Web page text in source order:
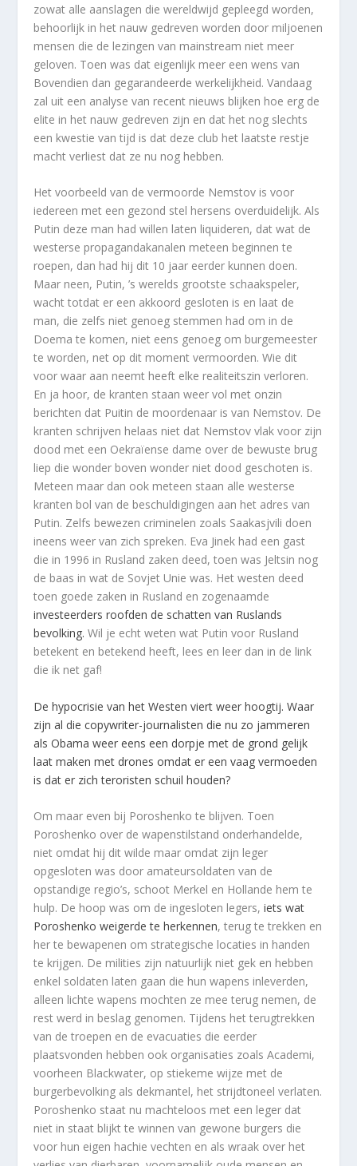
zowat alle aanslagen die wereldwijd gepleegd worden,
behoorlijk in het nauw gedreven worden door miljoenen
mensen die de lezingen van mainstream niet meer
geloven. Toen was dat eigenlijk meer een wens van
Bovendien dan gegarandeerde werkelijkheid. Vandaag
zal uit een analyse van recent nieuws blijken hoe erg de
elite in het nauw gedreven zijn en dat het nog slechts
een kwestie van tijd is dat deze club het laatste restje
macht verliest dat ze nu nog hebben.
Het voorbeeld van de vermoorde Nemstov is voor
iedereen met een gezond stel hersens overduidelijk. Als
Putin deze man had willen laten liquideren, dat wat de
westerse propagandakanalen meteen beginnen te
roepen, dan had hij dit 10 jaar eerder kunnen doen.
Maar neen, Putin, ’s werelds grootste schaakspeler,
wacht totdat er een akkoord gesloten is en laat de
man, die zelfs niet genoeg stemmen had om in de
Doema te komen, niet eens genoeg om burgemeester
te worden, net op dit moment vermoorden. Wie dit
voor waar aan neemt heeft elke realiteitszin verloren.
En ja hoor, de kranten staan weer vol met onzin
berichten dat Puitin de moordenaar is van Nemstov. De
kranten schrijven helaas niet dat Nemstov vlak voor zijn
dood met een Oekraïense dame over de bewuste brug
liep die wonder boven wonder niet dood geschoten is.
Meteen maar dan ook meteen staan alle westerse
kranten bol van de beschuldigingen aan het adres van
Putin. Zelfs bewezen criminelen zoals Saakasjvili doen
ineens weer van zich spreken. Eva Jinek had een gast
die in 1996 in Rusland zaken deed, toen was Jeltsin nog
de baas in wat de Sovjet Unie was. Het westen deed
toen goede zaken in Rusland en zogenaamde
investeerders roofden de schatten van Ruslands
bevolking. Wil je echt weten wat Putin voor Rusland
betekent en betekend heeft, lees en leer dan in de link
die ik net gaf!
De hypocrisie van het Westen viert weer hoogtij. Waar
zijn al die copywriter-journalisten die nu zo jammeren
als Obama weer eens een dorpje met de grond gelijk
laat maken met drones omdat er een vaag vermoeden
is dat er zich teroristen schuil houden?
Om maar even bij Poroshenko te blijven. Toen
Poroshenko over de wapenstilstand onderhandelde,
niet omdat hij dit wilde maar omdat zijn leger
opgesloten was door amateursoldaten van de
opstandige regio’s, schoot Merkel en Hollande hem te
hulp. De hoop was om de ingesloten legers,iets wat
Poroshenko weigerde te herkennen, terug te trekken en
her te bewapenen om strategische locaties in handen
te krijgen. De milities zijn natuurlijk niet gek en hebben
enkel soldaten laten gaan die hun wapens inleverden,
alleen lichte wapens mochten ze mee terug nemen, de
rest werd in beslag genomen. Tijdens het terugtrekken
van de troepen en de evacuaties die eerder
plaatsvonden hebben ook organisaties zoals Academi,
voorheen Blackwater, op stiekeme wijze met de
burgerbevolking als dekmantel, het strijdtoneel verlaten.
Poroshenko staat nu machteloos met een leger dat
niet in staat blijkt te winnen van gewone burgers die
voor hun eigen hachie vechten en als wraak over het